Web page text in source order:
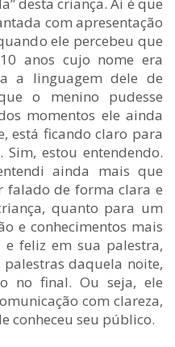
com apresentação
ele percebeu que
anos cujo nome era
a linguagem dele de
o menino pudesse
momentos ele ainda
está ficando claro para
Sim, estou entendendo.
ainda mais que
falado de forma clara e
quanto para um
e conhecimentos mais
feliz em sua palestra,
daquela noite,
no final. Ou seja, ele
com clareza,
conheceu seu público.